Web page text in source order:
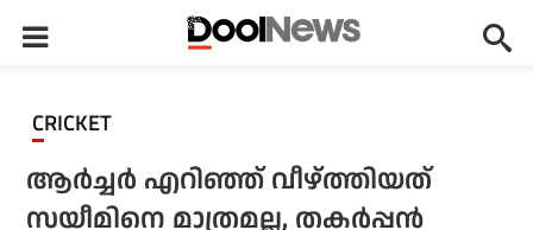
CRICKET
ആര്‍ച്ചര്‍ എറിഞ്ഞ് വീഴ്ത്തിയത്
സയീമിനെ മാത്രമല്ല, തകര്‍പ്പന്‍